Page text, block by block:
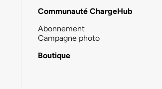
Communauté ChargeHub
Abonnement
Campagne photo
Boutique